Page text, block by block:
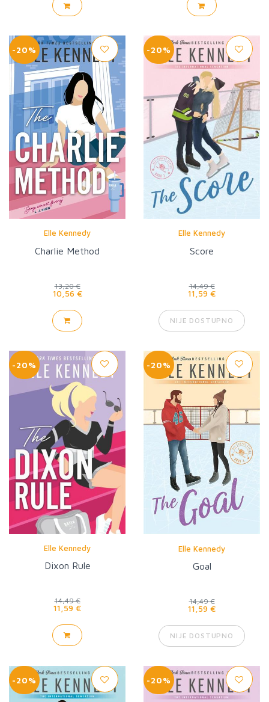
-20%
Elle Kennedy
Charlie Method
13,20 €
10,56 €
-20%
Elle Kennedy
Score
14,49 €
11,59 €
NIJE DOSTUPNO
-20%
Elle Kennedy
Dixon Rule
14,49 €
11,59 €
-20%
Elle Kennedy
Goal
14,49 €
11,59 €
NIJE DOSTUPNO
-20% -20%